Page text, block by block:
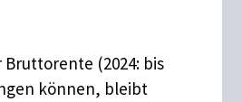
(2024: bis
können, bleibt